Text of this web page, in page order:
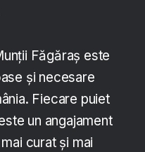
Făgăraș este
și necesare
Fiecare puiet
un angajament
curat și mai